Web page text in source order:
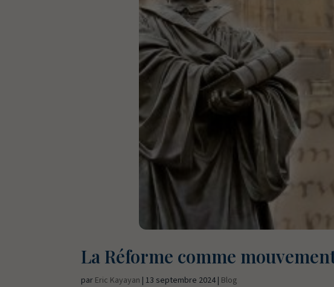
La Réforme comme
par Eric Kayayan | 13 septembre 2024 | Blog